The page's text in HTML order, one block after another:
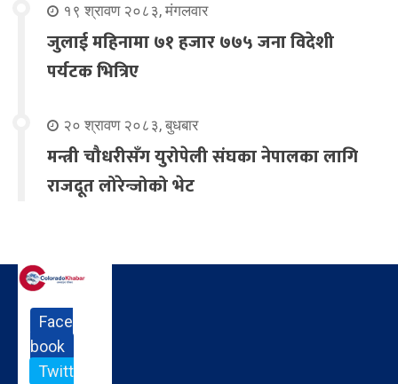
१९ श्रावण २०८३, मंगलवार
जुलाई महिनामा ७१ हजार ७७५ जना विदेशी
पर्यटक भित्रिए
२० श्रावण २०८३, बुधबार
मन्त्री चौधरीसँग युरोपेली संघका नेपालका लागि
राजदूत लोरेन्जोको भेट
Face
book
Twitt